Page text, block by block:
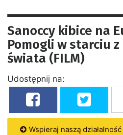
Sanoccy kibice na
Pomogli w starciu
świata (FILM)
Udostępnij na:
Wspieraj naszą